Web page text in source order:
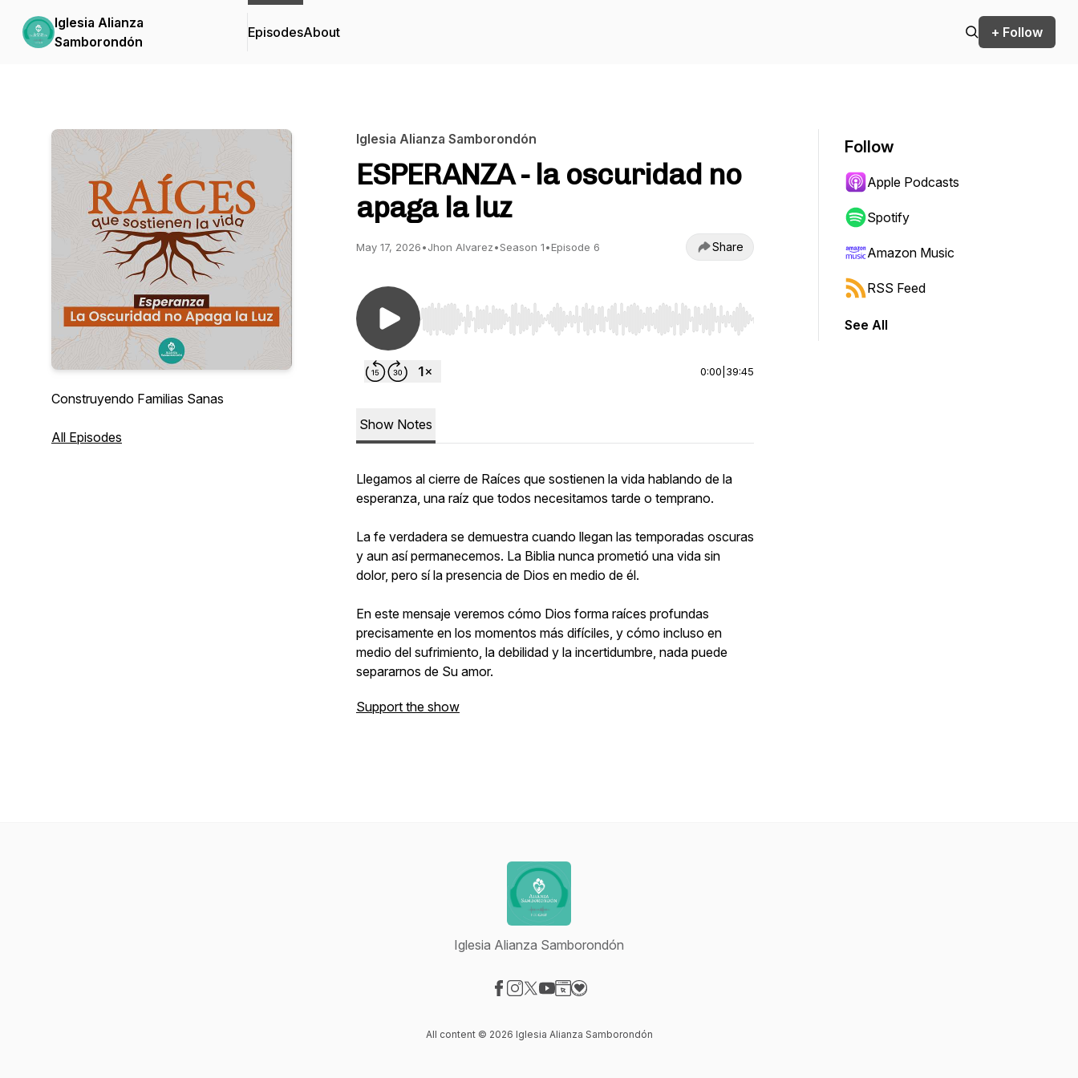
Iglesia Alianza
Samborondón
EpisodesAbout + Follow
Construyendo Familias Sanas
All Episodes
Iglesia Alianza Samborondón
ESPERANZA - la oscuridad no
apaga la luz
May 17, 2026•Jhon Alvarez•Season 1•Episode 6 Share
Use Left/Right to seek, Home/End to jump to start or end. Hold shift to jump forward or backward.
0:00 39:45
Show Notes
Llegamos al cierre de Raíces que sostienen la vida hablando de la
esperanza, una raíz que todos necesitamos tarde o temprano.
La fe verdadera se demuestra cuando llegan las temporadas oscuras
y aun así permanecemos. La Biblia nunca prometió una vida sin
dolor, pero sí la presencia de Dios en medio de él.
En este mensaje veremos cómo Dios forma raíces profundas
precisamente en los momentos más difíciles, y cómo incluso en
medio del sufrimiento, la debilidad y la incertidumbre, nada puede
separarnos de Su amor.
Support the show
Follow
Apple Podcasts
Spotify
Amazon Music
RSS Feed
See All
Iglesia Alianza Samborondón
All content © 2026 Iglesia Alianza Samborondón